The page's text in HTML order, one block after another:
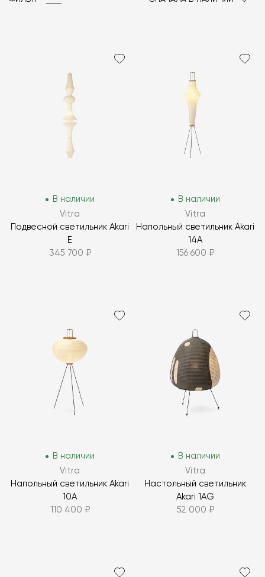
В наличии
Vitra
Подвесной светильник Akari
E
345 700 ₽
В наличии
Vitra
Напольный светильник Akari
14A
156 600 ₽
В наличии
Vitra
Напольный светильник Akari
10A
110 400 ₽
В наличии
Vitra
Настольный светильник
Akari 1AG
52 000 ₽